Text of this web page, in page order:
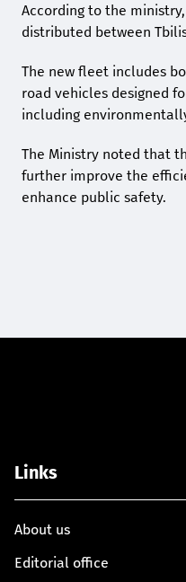
According to the
distributed between
The new fleet includes
road vehicles designed
including
The Ministry noted that
further improve the
enhance public safety.
Links
About us
Editorial office